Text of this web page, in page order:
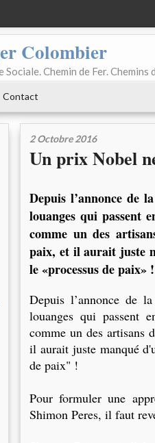
Colombier
Chemin de Fer.
Contact
2 Octobre 2016
Un prix Nobel
Depuis l’annonce de
louanges qui passent
comme un des
paix, et il aurait juste
le «processus de paix» !
Depuis l’annonce de
louanges qui passent
comme un des artisans
il aurait juste manqué
de paix" !
Pour formuler une
Shimon Peres, il faut